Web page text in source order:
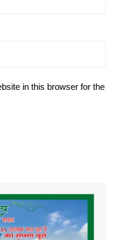
in this browser for the